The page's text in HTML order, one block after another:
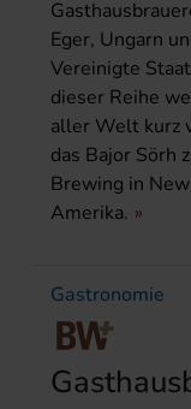
Eger, Ungarn
Vereinigte
dieser Reihe
aller Welt kurz
das Bajor Sörh
Brewing in
Amerika.
Gastronomie